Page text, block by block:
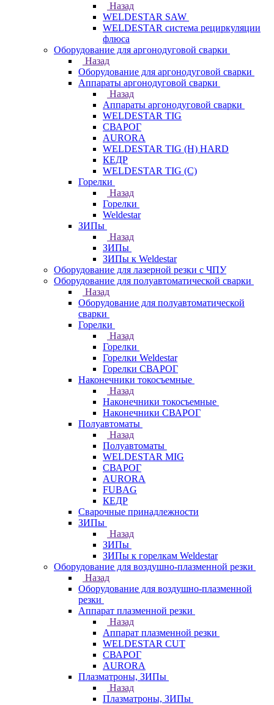
Назад
WELDESTAR SAW
WELDESTAR система рециркуляции
флюса
Оборудование для аргонодуговой сварки
Назад
Оборудование для аргонодуговой сварки
Аппараты аргонодуговой сварки
Назад
Аппараты аргонодуговой сварки
WELDESTAR TIG
СВАРОГ
AURORA
WELDESTAR TIG (H) HARD
КЕДР
WELDESTAR TIG (С)
Горелки
Назад
Горелки
Weldestar
ЗИПы
Назад
ЗИПы
ЗИПы к Weldestar
Оборудование для лазерной резки с ЧПУ
Оборудование для полуавтоматической сварки
Назад
Оборудование для полуавтоматической
сварки
Горелки
Назад
Горелки
Горелки Weldestar
Горелки СВАРОГ
Наконечники токосъемные
Назад
Наконечники токосъемные
Наконечники СВАРОГ
Полуавтоматы
Назад
Полуавтоматы
WELDESTAR MIG
СВАРОГ
AURORA
FUBAG
КЕДР
Сварочные принадлежности
ЗИПы
Назад
ЗИПы
ЗИПы к горелкам Weldestar
Оборудование для воздушно-плазменной резки
Назад
Оборудование для воздушно-плазменной
резки
Аппарат плазменной резки
Назад
Аппарат плазменной резки
WELDESTAR CUT
СВАРОГ
AURORA
Плазматроны, ЗИПы
Назад
Плазматроны, ЗИПы